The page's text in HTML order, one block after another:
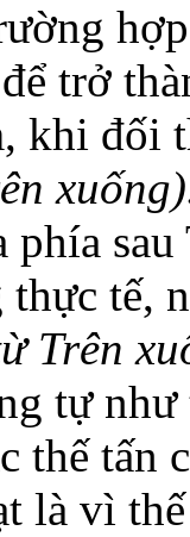
trở
khi đối
phía
tế,
Trên
tự
thế tấn
là vì